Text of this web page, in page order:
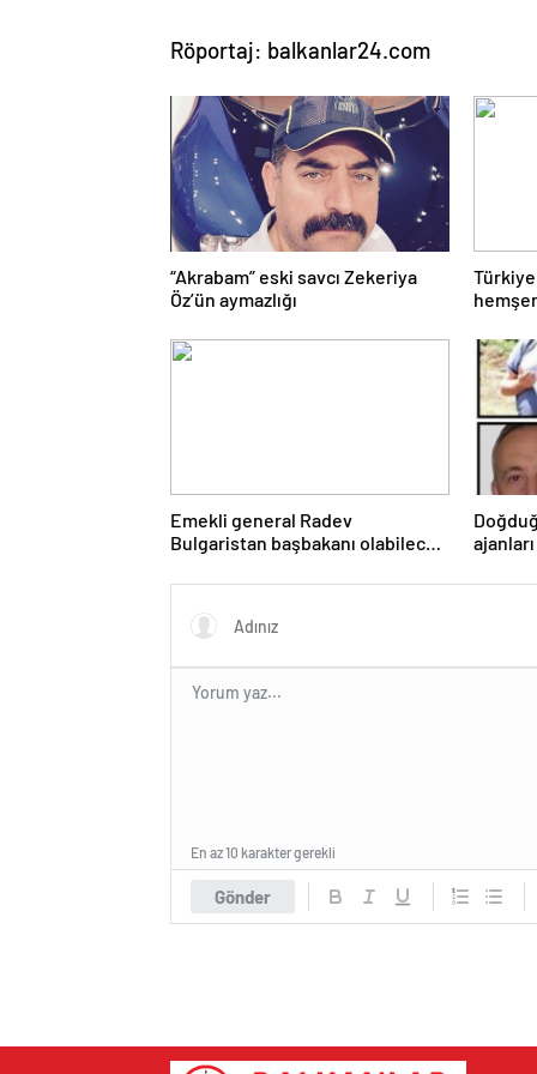
Röportaj: balkanlar24.com
“Akrabam” eski savcı Zekeriya
Öz’ün aymazlığı
Emekli general Radev
Bulgaristan başbakanı olabilecek
ajanları
Gönder
En az 10 karakter gerekli